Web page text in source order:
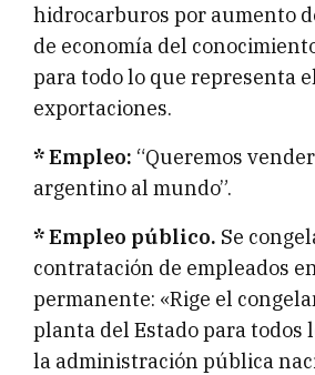
hidrocarburos por aumento
de economía del
para todo lo que representa
exportaciones.
* Empleo: “Queremos
argentino al mundo”.
* Empleo público. Se
contratación de empleados
permanente: «Rige el
planta del Estado para todos
la administración pública